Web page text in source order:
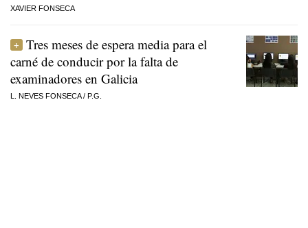
XAVIER FONSECA
Tres meses de espera media para el
carné de conducir por la falta de
examinadores en Galicia
L. NEVES FONSECA/ P.G.